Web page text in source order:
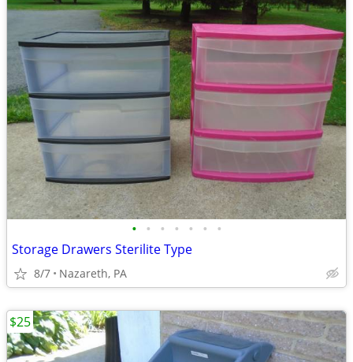
• • • • • • •
Storage Drawers Sterilite Type
8/7 Nazareth, PA
$25